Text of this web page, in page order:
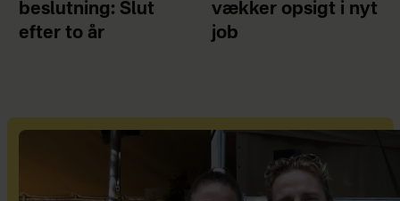
beslutning: Slut
efter to år
vækker opsigt i nyt
job